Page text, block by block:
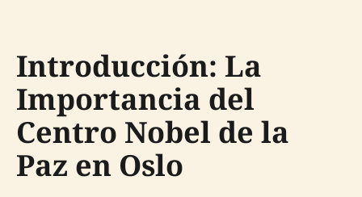
Introducción: La
Importancia del
Centro Nobel de la
Paz en Oslo